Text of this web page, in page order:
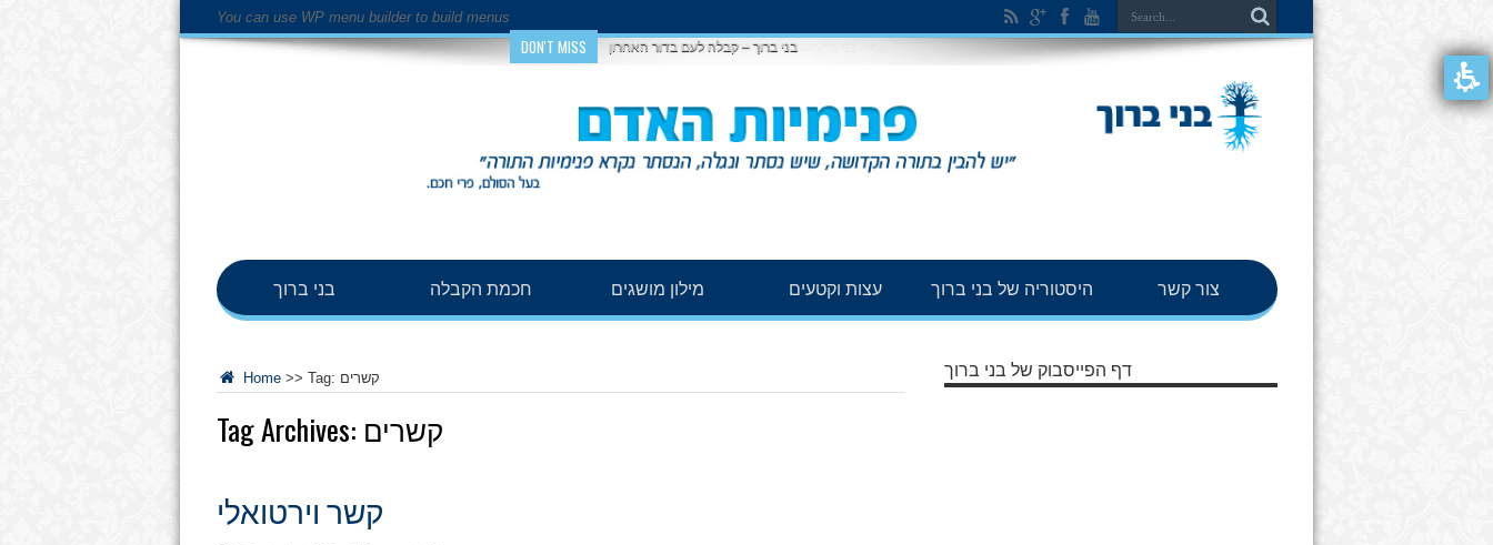
You can use WP menu builder to build menus
DON'T MISS בני ברוך – קבלה לעם בדור האחרון
בני ברוך חכמת הקבלה מילון מושגים עצות וקטעים היסטוריה של בני ברוך צור קשר
Home >> Tag: קשרים
Tag Archives: קשרים
קשר וירטואלי
דף הפייסבוק של בני ברוך